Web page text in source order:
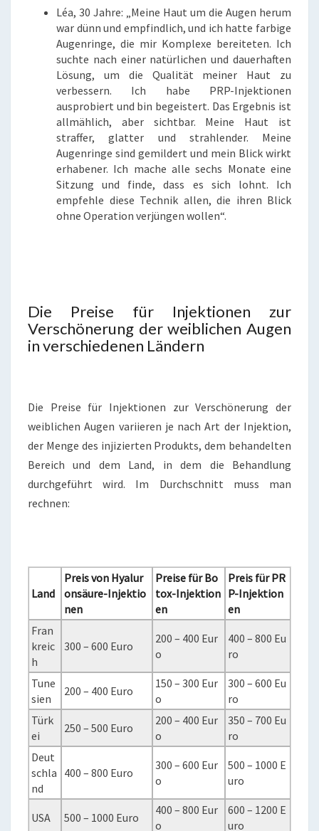
Léa, 30 Jahre: „Meine Haut um die Augen herum
war dünn und empfindlich, und ich hatte farbige
Augenringe, die mir Komplexe bereiteten. Ich
suchte nach einer natürlichen und dauerhaften
Lösung, um die Qualität meiner Haut zu
verbessern. Ich habe PRP-Injektionen
ausprobiert und bin begeistert. Das Ergebnis ist
allmählich, aber sichtbar. Meine Haut ist
straffer, glatter und strahlender. Meine
Augenringe sind gemildert und mein Blick wirkt
erhabener. Ich mache alle sechs Monate eine
Sitzung und finde, dass es sich lohnt. Ich
empfehle diese Technik allen, die ihren Blick
ohne Operation verjüngen wollen“.
Die Preise für Injektionen zur
Verschönerung der weiblichen Augen
in verschiedenen Ländern
Die Preise für Injektionen zur Verschönerung der
weiblichen Augen variieren je nach Art der Injektion,
der Menge des injizierten Produkts, dem behandelten
Bereich und dem Land, in dem die Behandlung
durchgeführt wird. Im Durchschnitt muss man
rechnen:
Land
Preis von Hyalur
onsäure-Injektio
nen
Preise für Bo
tox-Injektion
en
Preis für PR
P-Injektion
en
Fran
kreic
h
300 – 600 Euro
200 – 400 Eur
o
400 – 800 Eu
ro
Tune
sien
200 – 400 Euro
150 – 300 Eur
o
300 – 600 Eu
ro
Türk
ei
250 – 500 Euro
200 – 400 Eur
o
350 – 700 Eu
ro
Deut
schla
nd
400 – 800 Euro
300 – 600 Eur
o
500 – 1000 E
uro
USA 500 – 1000 Euro
400 – 800 Eur
o
600 – 1200 E
uro